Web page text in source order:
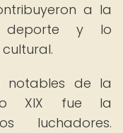
a la
deporte y lo
notables de la
XIX fue la
luchadores.